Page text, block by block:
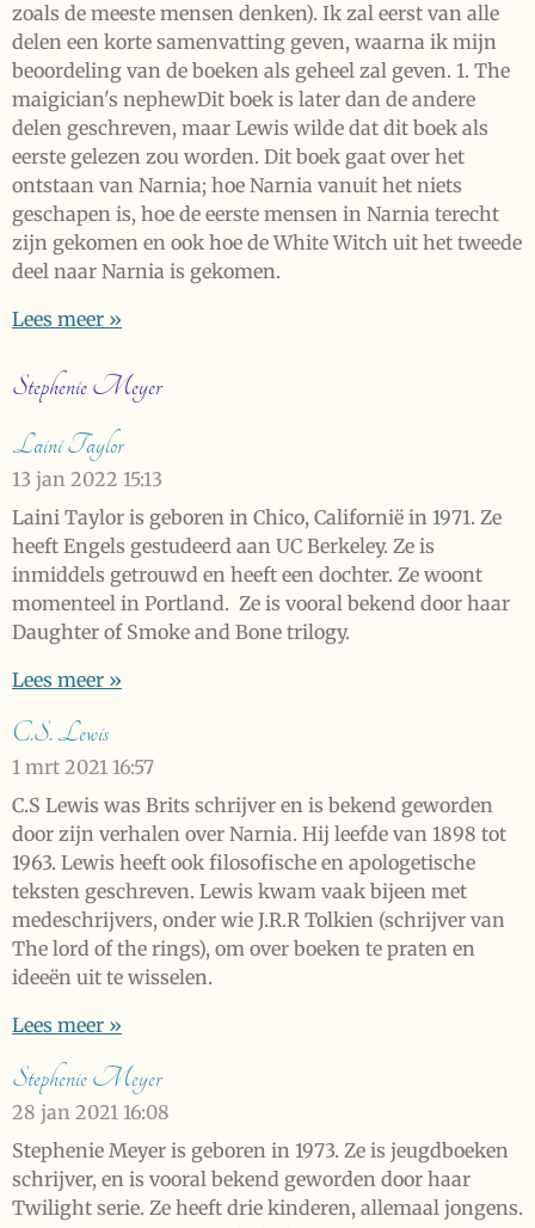
zoals de meeste mensen denken). Ik zal eerst van alle
delen een korte samenvatting geven, waarna ik mijn
beoordeling van de boeken als geheel zal geven. 1. The
maigician's nephewDit boek is later dan de andere
delen geschreven, maar Lewis wilde dat dit boek als
eerste gelezen zou worden. Dit boek gaat over het
ontstaan van Narnia; hoe Narnia vanuit het niets
geschapen is, hoe de eerste mensen in Narnia terecht
zijn gekomen en ook hoe de White Witch uit het tweede
deel naar Narnia is gekomen.
Lees meer »
Stephenie Meyer
Laini Taylor
13 jan 2022 15:13
Laini Taylor is geboren in Chico, Californië in 1971. Ze
heeft Engels gestudeerd aan UC Berkeley. Ze is
inmiddels getrouwd en heeft een dochter. Ze woont
momenteel in Portland. Ze is vooral bekend door haar
Daughter of Smoke and Bone trilogy.
Lees meer »
C.S. Lewis
1 mrt 2021 16:57
C.S Lewis was Brits schrijver en is bekend geworden
door zijn verhalen over Narnia. Hij leefde van 1898 tot
1963. Lewis heeft ook filosofische en apologetische
teksten geschreven. Lewis kwam vaak bijeen met
medeschrijvers, onder wie J.R.R Tolkien (schrijver van
The lord of the rings), om over boeken te praten en
ideeën uit te wisselen.
Lees meer »
Stephenie Meyer
28 jan 2021 16:08
Stephenie Meyer is geboren in 1973. Ze is jeugdboeken
schrijver, en is vooral bekend geworden door haar
Twilight serie. Ze heeft drie kinderen, allemaal jongens.